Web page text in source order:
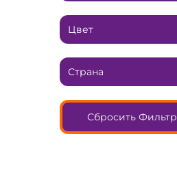
Цвет
Страна
Сбросить Фильтр